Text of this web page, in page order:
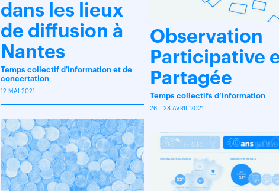
dans les lieux
de diffusion à
Nantes
Temps collectif d'information et de
concertation
12 MAI 2021
Observation
Participative
Partagée
Temps collectifs d’information
26 – 28 AVRIL 2021